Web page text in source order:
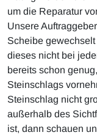
um die Reparatur
Unsere
Scheibe
dieses nicht bei
bereits schon
Steinschlags
Steinschlag nicht
außerhalb des
ist, dann schauen